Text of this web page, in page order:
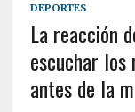
DEPORTES
La reacción
escuchar los
antes de la